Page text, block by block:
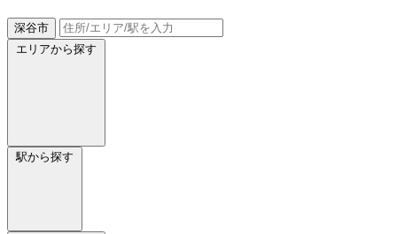
深谷市
エリアから探す
駅から探す